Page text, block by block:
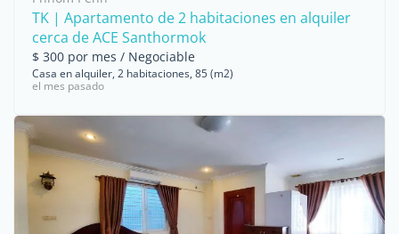
TK | Apartamento de 2 habitaciones en alquiler
cerca de ACE Santhormok
$ 300 por mes / Negociable
Casa en alquiler, 2 habitaciones, 85 (m2)
el mes pasado